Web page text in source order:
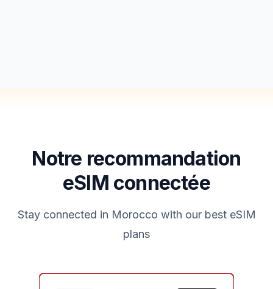
Notre recommandation
eSIM connectée
Stay connected in Morocco with our best eSIM
plans